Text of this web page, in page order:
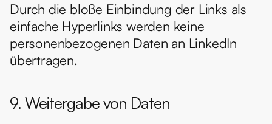
Durch die bloße Einbindung der Links als
einfache Hyperlinks werden keine
personenbezogenen Daten an LinkedIn
übertragen.
9. Weitergabe von Daten